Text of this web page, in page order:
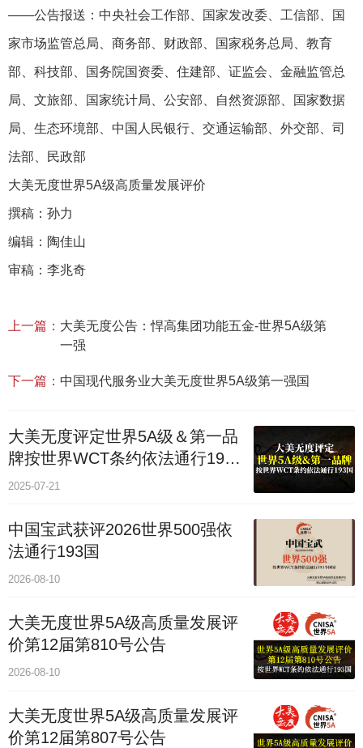
——公告报送：中央社会工作部、国家发改委、工信部、国
家市场监管总局、商务部、财政部、国家税务总局、教育
部、科技部、国务院国资委、住建部、证监会、金融监管总
局、文旅部、国家统计局、公安部、自然资源部、国家数据
局、生态环境部、中国人民银行、交通运输部、外交部、司
法部、民政部
大美无度世界5A级高质量发展评价
撰稿：孙力
编辑：陶佳山
审稿：李兆奇
上一篇： 大美无度公告：悍高集团功能五金‌-世界5A级第
一强
下一篇： 中国现代服务业大美无度世界5A级第一强国
大美无度评定世界5A级＆第一品
牌按世界WCT条约依法通行193
个国家
2025-07-21
中国宝武获评2026世界500强依
法通行193国
2026-08-10
大美无度世界5A级高质量发展评
价第12届第810号公告
2026-08-10
大美无度世界5A级高质量发展评
价第12届第807号公告